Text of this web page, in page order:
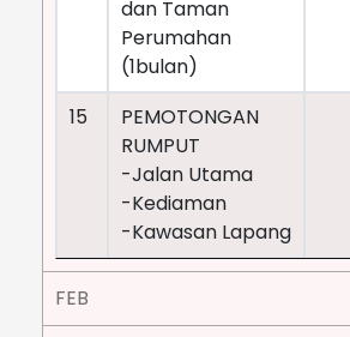
dan Taman
Perumahan
(1bulan)
15
PEMOTONGAN
RUMPUT
-Jalan Utama
-Kediaman
-Kawasan Lapang
FEB